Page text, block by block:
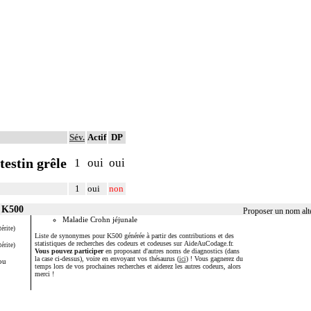
Sév. Actif DP
grêle 1 oui oui
1 oui non
Proposer un nom
Maladie Crohn jéjunale
Liste de synonymes pour K500 générée à partir des contributions et des
statistiques de recherches des codeurs et codeuses sur AideAuCodage.fr.
Vous pouvez participeren proposant d'autres noms de diagnostics (dans
la case ci-dessus), voire en envoyant vos thésaurus (ici) ! Vous gagnerez du
temps lors de vos prochaines recherches et aiderez les autres codeurs, alors
merci !